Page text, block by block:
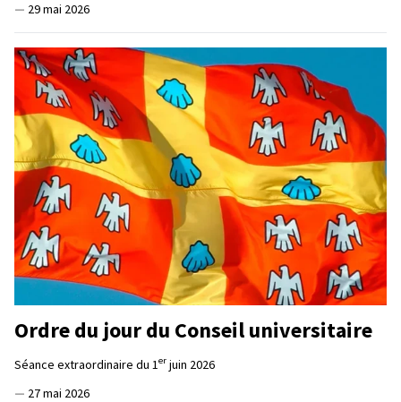
— 29 mai 2026
Ordre du jour du Conseil universitaire
Séance extraordinaire du 1 er juin 2026
— 27 mai 2026